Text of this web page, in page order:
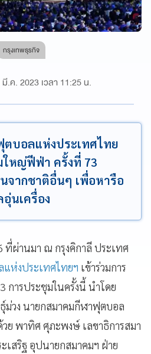
กรุงเทพธุรกิจ
.ค. 2023 เวลา 11:25 น.
บอลแห่งประเทศไทย
ใหญ่ฟีฟ่า ครั้งที่ 73
ากชาติอื่นๆ เพื่อหารือ
นเครื่อง
ที่ผ่านมา ณ กรุงคิกาลี ประเทศ
ห่งประเทศไทยฯ เข้าร่วมการ
การประชุมในครั้งนี้ นำโดย
วง นายกสมาคมกีฬาฟุตบอล
ย พาทิศ ศุภะพงษ์ เลขาธิการสมา
เสริฐ อุปนายกสมาคมฯ ฝ่าย